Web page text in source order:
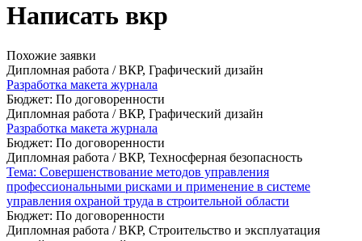
Написать вкр
Похожие заявки
Дипломная работа / ВКР, Графический дизайн
Разработка макета журнала
Бюджет: По договоренности
Дипломная работа / ВКР, Графический дизайн
Разработка макета журнала
Бюджет: По договоренности
Дипломная работа / ВКР, Техносферная безопасность
Тема: Совершенствование методов управления
профессиональными рисками и применение в системе
управления охраной труда в строительной области
Бюджет: По договоренности
Дипломная работа / ВКР, Строительство и эксплуатация